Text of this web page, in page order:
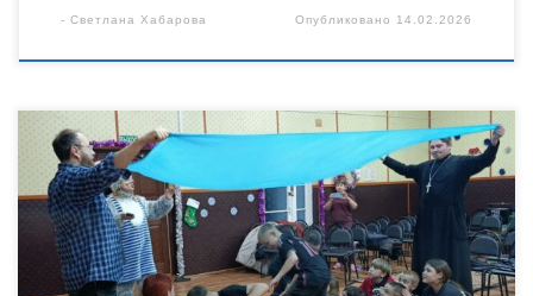
- Светлана Хабарова Опубликовано 14.02.2026
28 января священнослужители и волонтеры Уваровской
епархии посетили Красивский детский дом. Очередная
встреча, также, как и все остальные, была доброй, веселой и
шумной. Ребята и гости участвовали в совместных играх, где
смогли проявить свою ловкость, сообразительность и